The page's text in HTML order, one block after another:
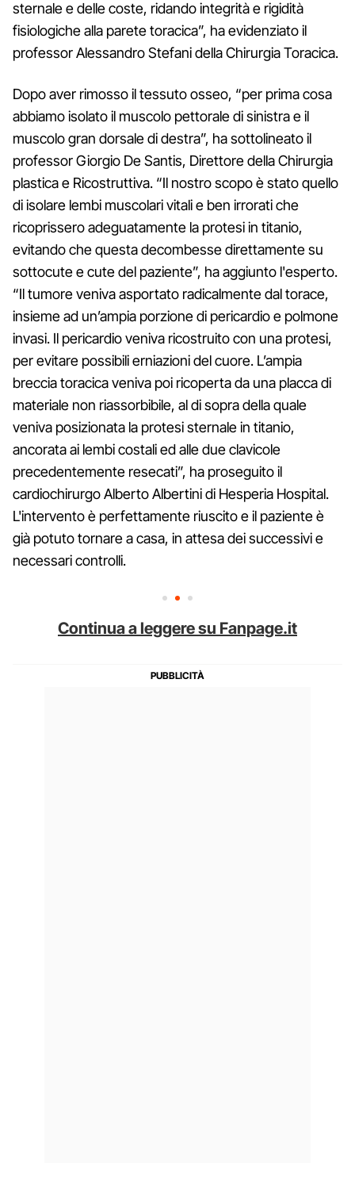
sternale e delle coste, ridando integrità e rigidità
fisiologiche alla parete toracica”, ha evidenziato il
professor Alessandro Stefani della Chirurgia Toracica.
Dopo aver rimosso il tessuto osseo, “per prima cosa
abbiamo isolato il muscolo pettorale di sinistra e il
muscolo gran dorsale di destra”, ha sottolineato il
professor Giorgio De Santis, Direttore della Chirurgia
plastica e Ricostruttiva. “Il nostro scopo è stato quello
di isolare lembi muscolari vitali e ben irrorati che
ricoprissero adeguatamente la protesi in titanio,
evitando che questa decombesse direttamente su
sottocute e cute del paziente”, ha aggiunto l'esperto.
“Il tumore veniva asportato radicalmente dal torace,
insieme ad un’ampia porzione di pericardio e polmone
invasi. Il pericardio veniva ricostruito con una protesi,
per evitare possibili erniazioni del cuore. L’ampia
breccia toracica veniva poi ricoperta da una placca di
materiale non riassorbibile, al di sopra della quale
veniva posizionata la protesi sternale in titanio,
ancorata ai lembi costali ed alle due clavicole
precedentemente resecati”, ha proseguito il
cardiochirurgo Alberto Albertini di Hesperia Hospital.
L'intervento è perfettamente riuscito e il paziente è
già potuto tornare a casa, in attesa dei successivi e
necessari controlli.
Continua a leggere su Fanpage.it